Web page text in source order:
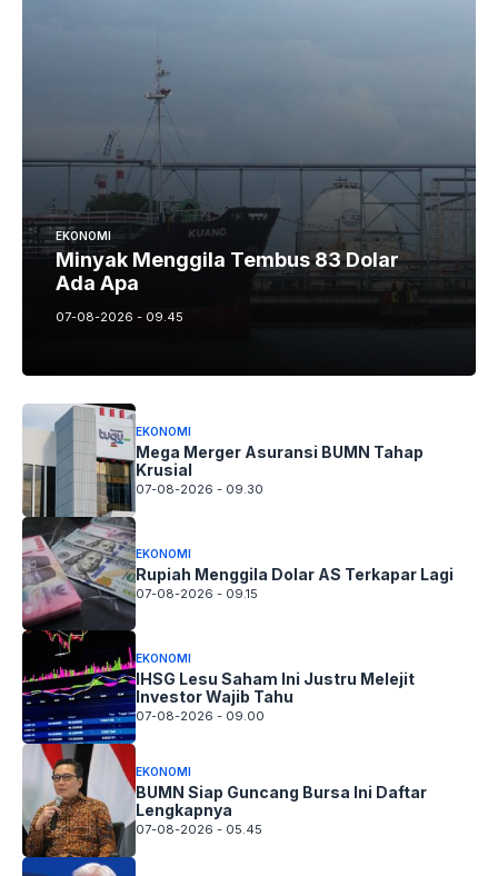
EKONOMI
Minyak Menggila Tembus 83 Dolar
Ada Apa
07-08-2026 - 09.45
EKONOMI
Mega Merger Asuransi BUMN Tahap
Krusial
07-08-2026 - 09.30
EKONOMI
Rupiah Menggila Dolar AS Terkapar Lagi
07-08-2026 - 09.15
EKONOMI
IHSG Lesu Saham Ini Justru Melejit
Investor Wajib Tahu
07-08-2026 - 09.00
EKONOMI
BUMN Siap Guncang Bursa Ini Daftar
Lengkapnya
07-08-2026 - 05.45